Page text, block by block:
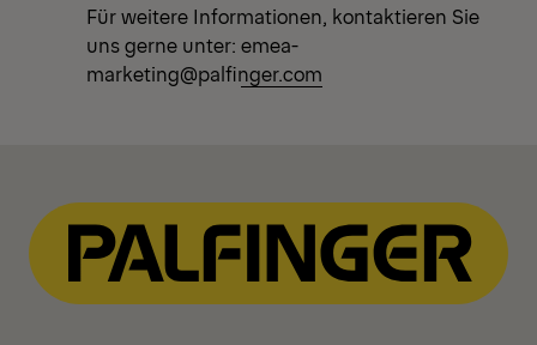
Für weitere Informationen, kontaktieren Sie
uns gerne unter: emea-
marketing@palfinger.com